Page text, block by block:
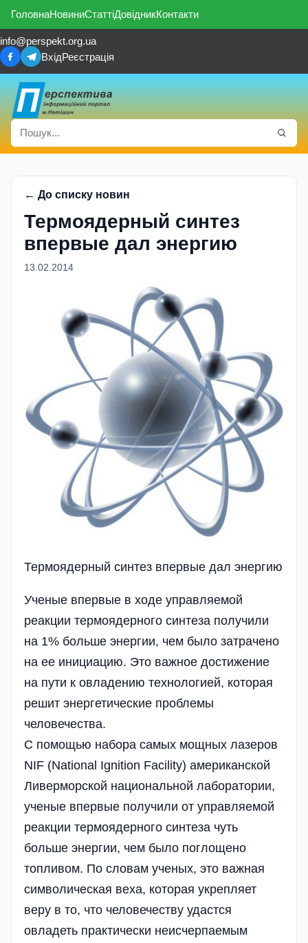
ГоловнаНовиниСтаттіДовідникКонтакти
info@perspekt.org.ua
ВхідРеєстрація
← До списку новин
Термоядерный синтез
впервые дал энергию
13.02.2014
Термоядерный синтез впервые дал энергию
Ученые впервые в ходе управляемой
реакции термоядерного синтеза получили
на 1% больше энергии, чем было затрачено
на ее инициацию. Это важное достижение
на пути к овладению технологией, которая
решит энергетические проблемы
человечества.
С помощью набора самых мощных лазеров
NIF (National Ignition Facility) американской
Ливерморской национальной лаборатории,
ученые впервые получили от управляемой
реакции термоядерного синтеза чуть
больше энергии, чем было поглощено
топливом. По словам ученых, это важная
символическая веха, которая укрепляет
веру в то, что человечеству удастся
овладеть практически неисчерпаемым